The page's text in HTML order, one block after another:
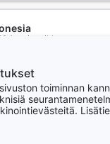
majapaikkaa
Näytä lisää
Katso kaikki
toiminnan